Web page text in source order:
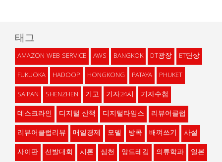
태그
AMAZON WEB SERVICE AWS BANGKOK DT광장
ET단상
FUKUOKA
HADOOP HONGKONG PATAYA
PHUKET
SAIPAN
SHENZHEN 기고 기자24시
기자수첩
데스크라인
디지털 산책 디지털타임스
리뷰어클럽
리뷰어클럽리뷰
매일경제 모델 방콕 배껴쓰기
사설
사이판
선발대회 시론 심천 앙드레김 의류학과
일본